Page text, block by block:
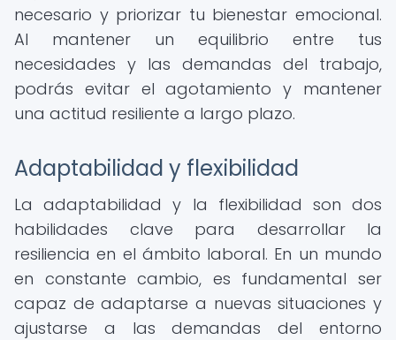
necesario y priorizar tu bienestar emocional.
Al mantener un equilibrio entre tus
necesidades y las demandas del trabajo,
podrás evitar el agotamiento y mantener
una actitud resiliente a largo plazo.
Adaptabilidad y flexibilidad
La adaptabilidad y la flexibilidad son dos
habilidades clave para desarrollar la
resiliencia en el ámbito laboral. En un mundo
en constante cambio, es fundamental ser
capaz de adaptarse a nuevas situaciones y
ajustarse a las demandas del entorno